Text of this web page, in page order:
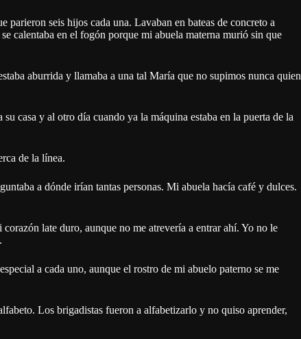
seis hijos cada una. Lavaban en bateas de concreto a
calentaba en el fogón porque mi abuela materna murió sin que
aburrida y llamaba a una tal María que no supimos nunca quien
casa y al otro día cuando ya la máquina estaba en la puerta de la
de la línea.
a dónde irían tantas personas. Mi abuela hacía café y dulces.
late duro, aunque no me atrevería a entrar ahí. Yo no le
a cada uno, aunque el rostro de mi abuelo paterno se me
Los brigadistas fueron a alfabetizarlo y no quiso aprender,